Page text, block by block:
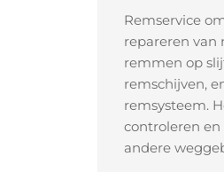
Remservice
repareren van
remmen op
remschijven,
remsysteem.
controleren
andere